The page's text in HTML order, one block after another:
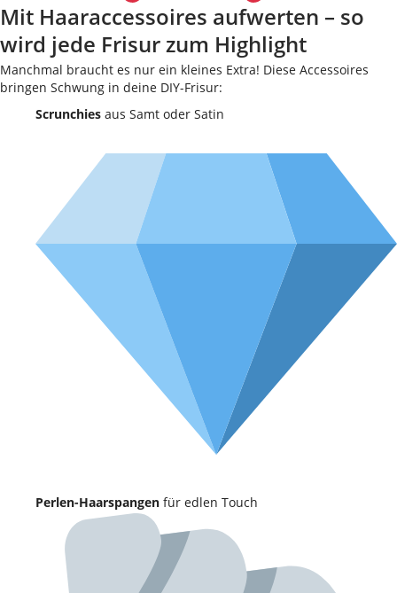
Mit Haaraccessoires aufwerten – so
wird jede Frisur zum Highlight
Manchmal braucht es nur ein kleines Extra! Diese Accessoires
bringen Schwung in deine DIY-Frisur:
Scrunchies aus Samt oder Satin
Perlen-Haarspangen für edlen Touch